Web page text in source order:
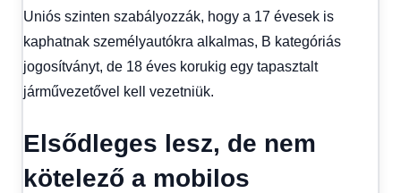
Uniós szinten szabályozzák, hogy a 17 évesek is
kaphatnak személyautókra alkalmas, B kategóriás
jogosítványt, de 18 éves korukig egy tapasztalt
járművezetővel kell vezetniük.
Elsődleges lesz, de nem
kötelező a mobilos